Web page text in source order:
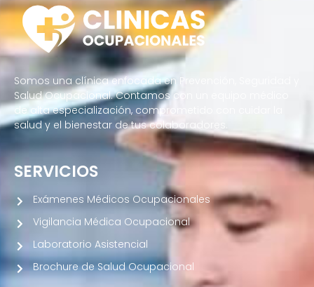
Somos una clínica enfocada en Prevención, Seguridad y
Salud Ocupacional. Contamos con un equipo médico
de alta especialización, comprometido con cuidar la
salud y el bienestar de tus colaboradores.
SERVICIOS
Exámenes Médicos Ocupacionales
Vigilancia Médica Ocupacional
Laboratorio Asistencial
Brochure de Salud Ocupacional